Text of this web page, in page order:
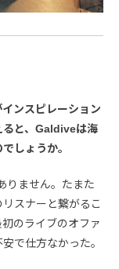
ンスピレーション
ると、Galdiveは海
しょうか。
りません。たまた
スナーと繋がるこ
のライブのオファ
で仕方なかった。